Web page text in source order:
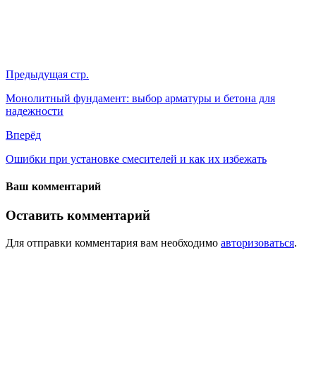
Предыдущая стр.
Монолитный фундамент: выбор арматуры и бетона для
надежности
Вперёд
Ошибки при установке смесителей и как их избежать
Ваш комментарий
Оставить комментарий
Для отправки комментария вам необходимо авторизоваться.